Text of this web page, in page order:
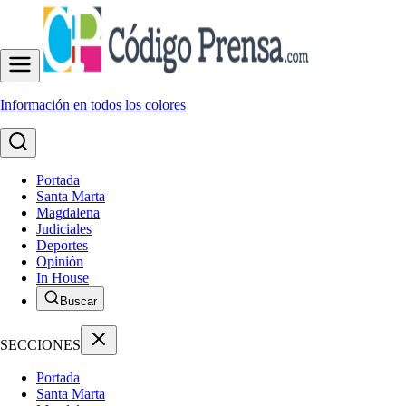
Información en todos los colores
Portada
Santa Marta
Magdalena
Judiciales
Deportes
Opinión
In House
Buscar
SECCIONES
Portada
Santa Marta